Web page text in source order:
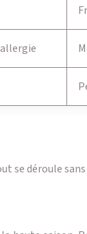
se déroule